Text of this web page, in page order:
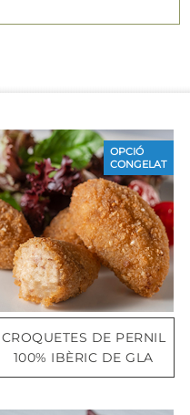
CROQUETES DE PERNIL
100% IBÈRIC DE GLA
OPCIÓ
CONGELAT